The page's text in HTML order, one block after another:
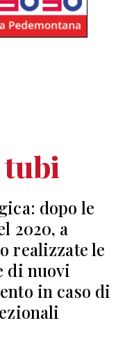
dopo le
2020, a
realizzate le
di nuovi
in caso di